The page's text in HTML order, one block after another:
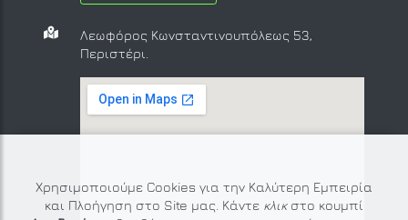
Χρησιμοποιούμε Cookies για την Καλύτερη Εμπειρία
και Πλοήγηση στο Site μας. Κάντε κλικ στο κουμπί
Λεωφόρος Κωνσταντινουπόλεως 53,
Περιστέρι.